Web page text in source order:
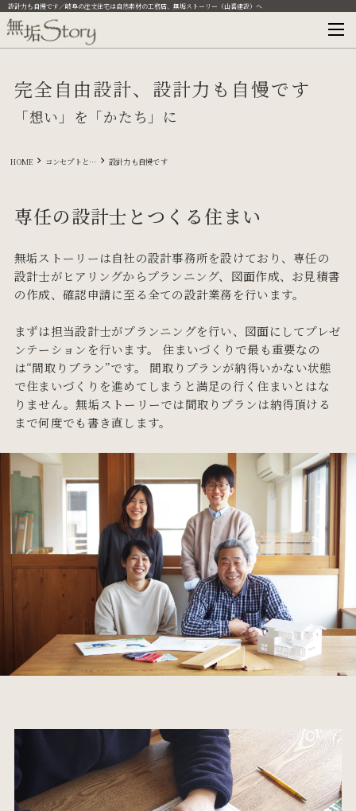
設計力も自慢です／岐阜の注文住宅は自然素材の工務店、無垢ストーリー（山喜建設）へ
完全自由設計、設計力も自慢です
「想い」を「かたち」に
HOME コンセプトと特徴 設計力も自慢です
専任の設計士とつくる住まい
無垢ストーリーは自社の設計事務所を設けており、専任の
設計士がヒアリングからプランニング、図面作成、お見積書
の作成、確認申請に至る全ての設計業務を行います。
まずは担当設計士がプランニングを行い、図面にしてプレゼ
ンテーションを行います。 住まいづくりで最も重要なの
は“間取りプラン”です。 間取りプランが納得いかない状態
で住まいづくりを進めてしまうと満足の行く住まいとはな
りません。無垢ストーリーでは間取りプランは納得頂ける
まで何度でも書き直します。